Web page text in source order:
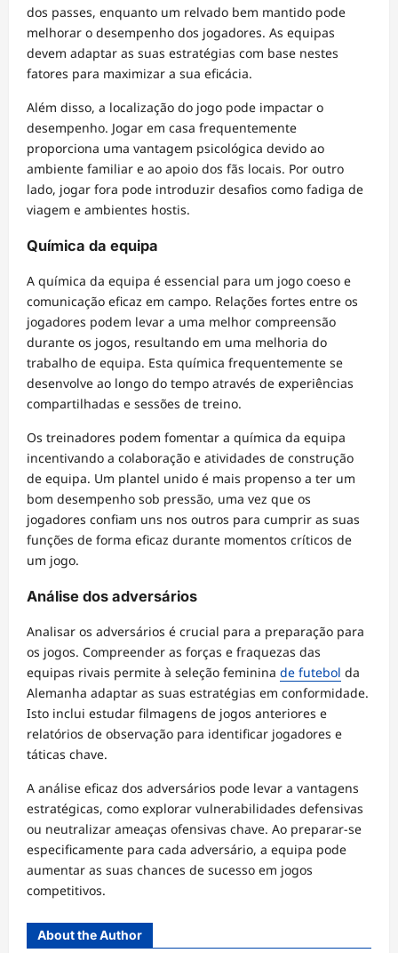
dos passes, enquanto um relvado bem mantido pode
melhorar o desempenho dos jogadores. As equipas
devem adaptar as suas estratégias com base nestes
fatores para maximizar a sua eficácia.
Além disso, a localização do jogo pode impactar o
desempenho. Jogar em casa frequentemente
proporciona uma vantagem psicológica devido ao
ambiente familiar e ao apoio dos fãs locais. Por outro
lado, jogar fora pode introduzir desafios como fadiga de
viagem e ambientes hostis.
Química da equipa
A química da equipa é essencial para um jogo coeso e
comunicação eficaz em campo. Relações fortes entre os
jogadores podem levar a uma melhor compreensão
durante os jogos, resultando em uma melhoria do
trabalho de equipa. Esta química frequentemente se
desenvolve ao longo do tempo através de experiências
compartilhadas e sessões de treino.
Os treinadores podem fomentar a química da equipa
incentivando a colaboração e atividades de construção
de equipa. Um plantel unido é mais propenso a ter um
bom desempenho sob pressão, uma vez que os
jogadores confiam uns nos outros para cumprir as suas
funções de forma eficaz durante momentos críticos de
um jogo.
Análise dos adversários
Analisar os adversários é crucial para a preparação para
os jogos. Compreender as forças e fraquezas das
equipas rivais permite à seleção feminina de futebol da
Alemanha adaptar as suas estratégias em conformidade.
Isto inclui estudar filmagens de jogos anteriores e
relatórios de observação para identificar jogadores e
táticas chave.
A análise eficaz dos adversários pode levar a vantagens
estratégicas, como explorar vulnerabilidades defensivas
ou neutralizar ameaças ofensivas chave. Ao preparar-se
especificamente para cada adversário, a equipa pode
aumentar as suas chances de sucesso em jogos
competitivos.
About the Author